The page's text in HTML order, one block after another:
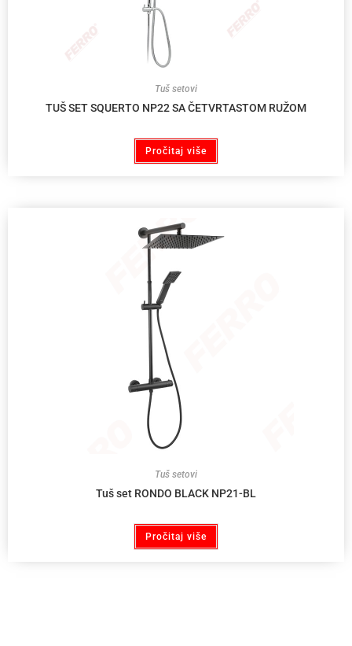
Tuš setovi
TUŠ SET SQUERTO NP22 SA ČETVRTASTOM RUŽOM
Pročitaj više
Tuš setovi
Tuš set RONDO BLACK NP21-BL
Pročitaj više